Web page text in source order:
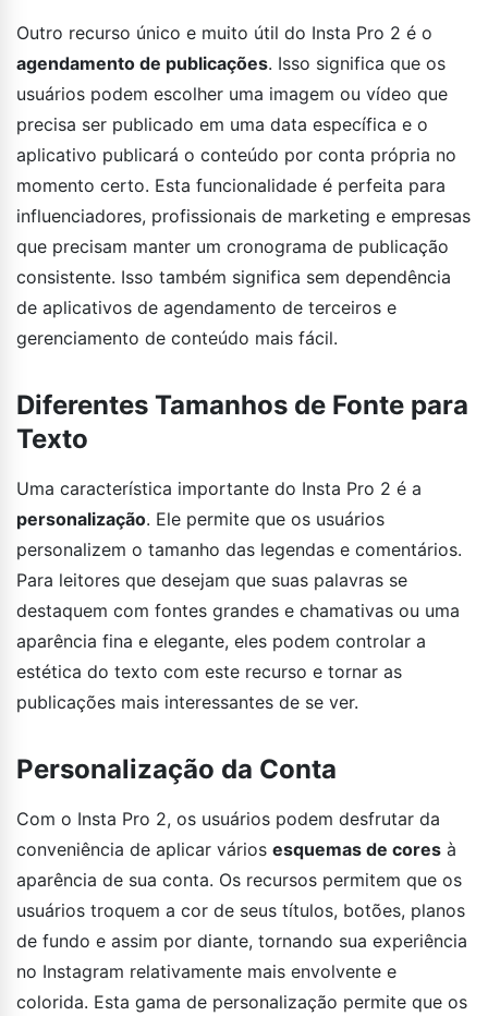
Outro recurso único e muito útil do Insta Pro 2 é o
agendamento de publicações. Isso significa que os
usuários podem escolher uma imagem ou vídeo que
precisa ser publicado em uma data específica e o
aplicativo publicará o conteúdo por conta própria no
momento certo. Esta funcionalidade é perfeita para
influenciadores, profissionais de marketing e empresas
que precisam manter um cronograma de publicação
consistente. Isso também significa sem dependência
de aplicativos de agendamento de terceiros e
gerenciamento de conteúdo mais fácil.
Diferentes Tamanhos de Fonte para
Texto
Uma característica importante do Insta Pro 2 é a
personalização. Ele permite que os usuários
personalizem o tamanho das legendas e comentários.
Para leitores que desejam que suas palavras se
destaquem com fontes grandes e chamativas ou uma
aparência fina e elegante, eles podem controlar a
estética do texto com este recurso e tornar as
publicações mais interessantes de se ver.
Personalização da Conta
Com o Insta Pro 2, os usuários podem desfrutar da
conveniência de aplicar vários esquemas de cores à
aparência de sua conta. Os recursos permitem que os
usuários troquem a cor de seus títulos, botões, planos
de fundo e assim por diante, tornando sua experiência
no Instagram relativamente mais envolvente e
colorida. Esta gama de personalização permite que os